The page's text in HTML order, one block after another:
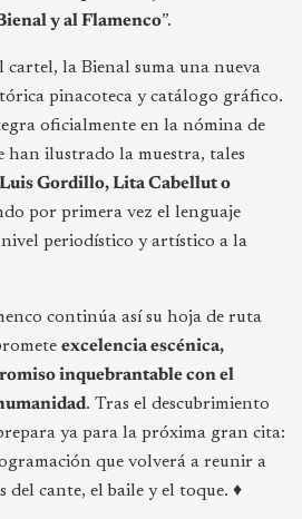
y al Flamenco”.
cartel, la Bienal suma una nueva
pinacoteca y catálogo gráfico.
oficialmente en la nómina de
han ilustrado la muestra, tales
Gordillo, Lita Cabellut o
por primera vez el lenguaje
periodístico y artístico a la
continúa así su hoja de ruta
excelencia escénica,
inquebrantable con el
. Tras el descubrimiento
ya para la próxima gran cita:
que volverá a reunir a
del cante, el baile y el toque. ♦